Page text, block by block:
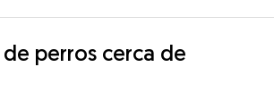
perros cerca de